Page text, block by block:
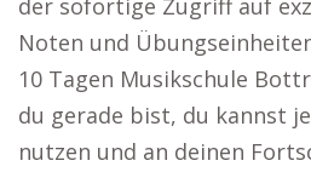
der sofortige Zugriff auf
Noten und
10 Tagen Musikschule
du gerade bist, du kannst
nutzen und an deinen